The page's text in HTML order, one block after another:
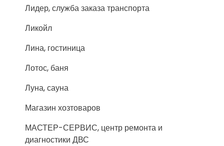
Лидер, служба заказа транспорта
Ликойл
Лина, гостиница
Лотос, баня
Луна, сауна
Магазин хозтоваров
МАСТЕР-СЕРВИС, центр ремонта и
диагностики ДВС